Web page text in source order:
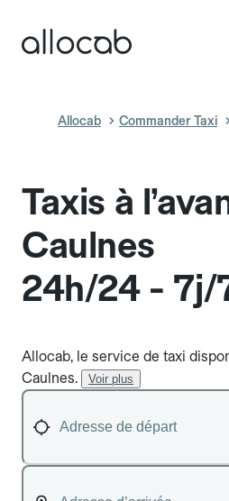
Allocab Commander Taxi
Taxis à
Caulnes
24h/24 - 7j/
Allocab, le service de taxi
Caulnes.
Voir plus